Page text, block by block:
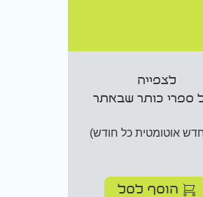
לצפייה
ספרי כותר שבאתר
אוטומטית כל חודש)
הוסף לסל